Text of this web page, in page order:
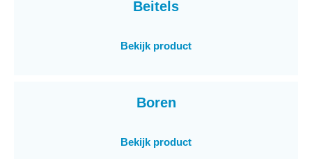
Beitels
Bekijk product
Boren
Bekijk product